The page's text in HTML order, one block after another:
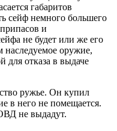
габаритов
сейф немного большего
и
не будет или же его
наследуемое оружие,
для отказа в выдаче
ружье. Он купил
в него не помещается.
не выдадут.